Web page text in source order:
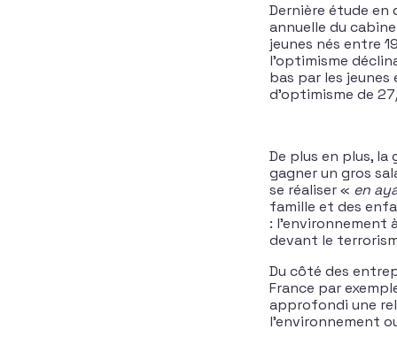
Dernière étude en
annuelle du
jeunes nés entre
l’optimisme
bas par les
d’optimisme de
De plus en plus,
gagner un gros
se réaliser « en
famille et des
: l’environnement
devant le
Du côté des
France par
approfondi une
l’environnement